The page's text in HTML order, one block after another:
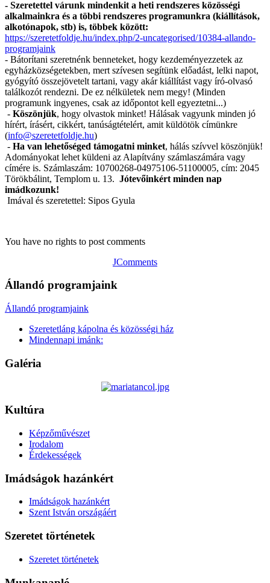
- Szeretettel várunk mindenkit a heti rendszeres közösségi
alkalmainkra és a többi rendszeres programunkra (kiállítások,
alkotónapok, stb) is, többek között:
https://szeretetfoldje.hu/index.php/2-uncategorised/10384-allando-
programjaink
- Bátorítani szeretnénk benneteket, hogy kezdeményezzetek az
egyházközségetekben, mert szívesen segítünk előadást, lelki napot,
gyógyító összejövetelt tartani, vagy akár kiállítást vagy író-olvasó
találkozót rendezni. De ez nélkületek nem megy! (Minden
programunk ingyenes, csak az időpontot kell egyeztetni...)
- Köszönjük, hogy olvastok minket! Hálásak vagyunk minden jó
hírért, írásért, cikkért, tanúságtételért, amit küldötök címünkre
(info@szeretetfoldje.hu)
- Ha van lehetőséged támogatni minket, hálás szívvel köszönjük!
Adományokat lehet küldeni az Alapítvány számlaszámára vagy
címére is. Számlaszám: 10700268-04975106-51100005, cím: 2045
Törökbálint, Templom u. 13. Jótevőinkért minden nap
imádkozunk!
Imával és szeretettel: Sipos Gyula
You have no rights to post comments
JComments
Állandó programjaink
Állandó programjaink
Szeretetláng kápolna és közösségi ház
Mindennapi imánk:
Galéria
Kultúra
Képzőművészet
Irodalom
Érdekességek
Imádságok hazánkért
Imádságok hazánkért
Szent István országáért
Szeretet történetek
Szeretet történetek